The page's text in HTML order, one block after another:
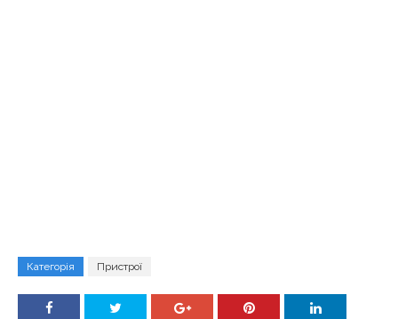
Категорія Пристрої